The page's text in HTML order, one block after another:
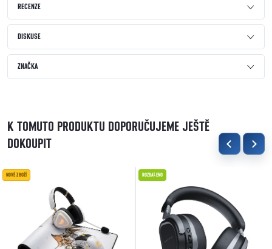
RECENZE
DISKUSE
ZNAČKA
K TOMUTO PRODUKTU DOPORUČUJEME JEŠTĚ
DOKOUPIT
NOVÉ ZBOŽÍ ROZBALENO